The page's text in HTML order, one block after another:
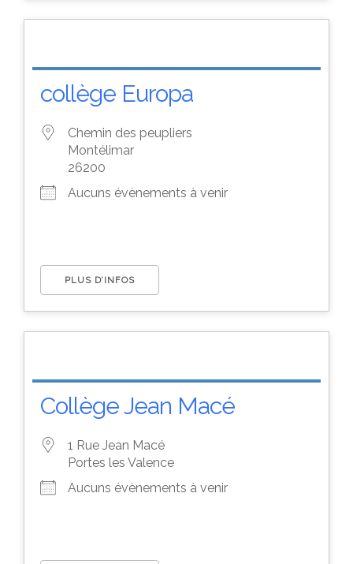
collège Europa
Chemin des peupliers
Montélimar
26200
Aucuns évènements à venir
PLUS D’INFOS
Collège Jean Macé
1 Rue Jean Macé
Portes les Valence
Aucuns évènements à venir